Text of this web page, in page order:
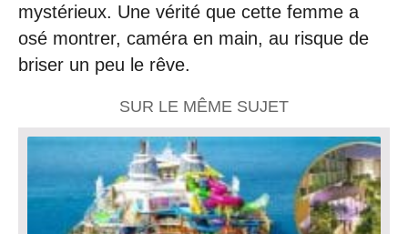
mystérieux. Une vérité que cette femme a
osé montrer, caméra en main, au risque de
briser un peu le rêve.
SUR LE MÊME SUJET